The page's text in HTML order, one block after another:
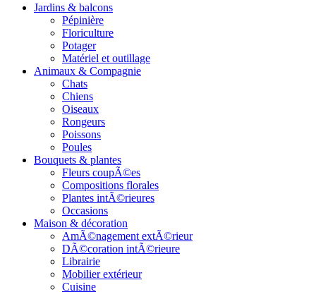
Jardins & balcons
Pépinière
Floriculture
Potager
Matériel et outillage
Animaux & Compagnie
Chats
Chiens
Oiseaux
Rongeurs
Poissons
Poules
Bouquets & plantes
Fleurs coupÃ©es
Compositions florales
Plantes intÃ©rieures
Occasions
Maison & décoration
AmÃ©nagement extÃ©rieur
DÃ©coration intÃ©rieure
Librairie
Mobilier extérieur
Cuisine